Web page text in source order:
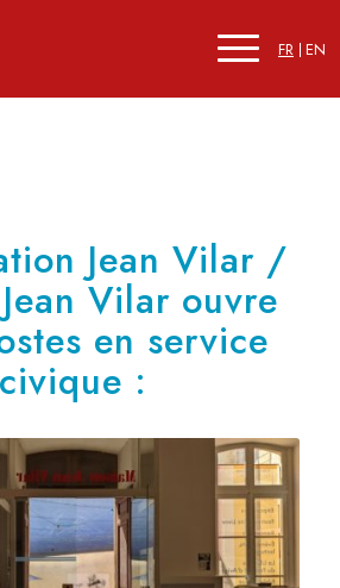
FR EN
Jean Vilar /
Vilar ouvre
en service
civique :